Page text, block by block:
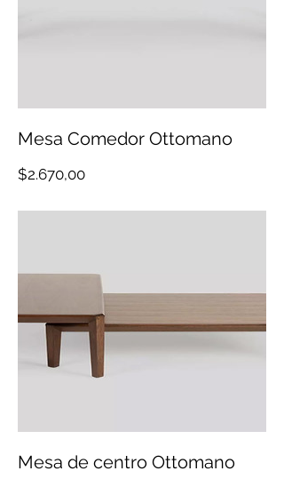
Mesa Comedor Ottomano
$2.670,00Precio
Mesa de centro Ottomano